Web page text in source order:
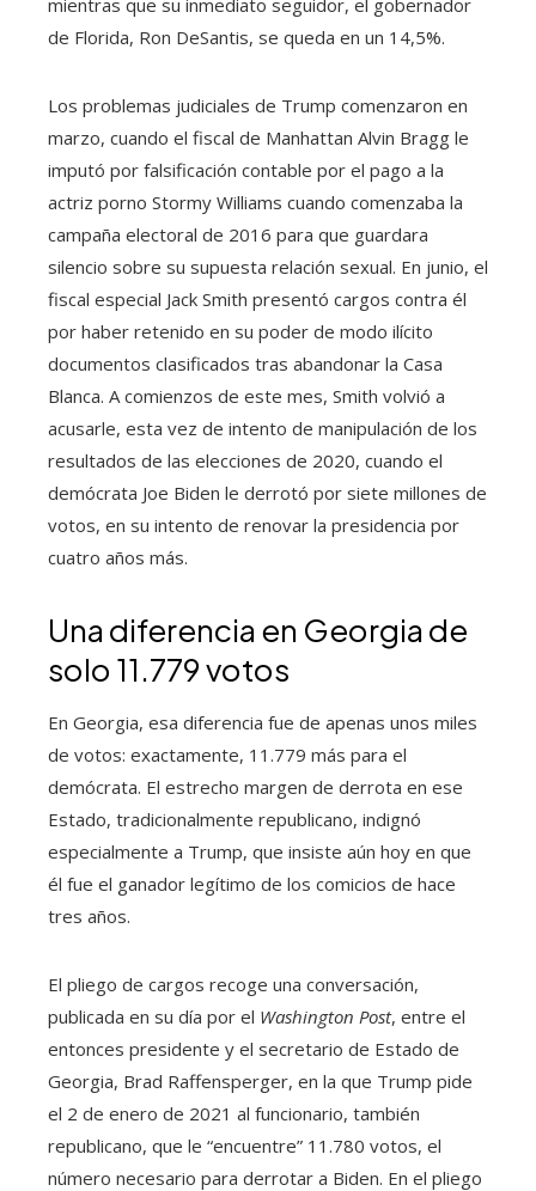
de Florida, Ron DeSantis, se queda en un 14,5%.
Los problemas judiciales de Trump comenzaron en
marzo, cuando el fiscal de Manhattan Alvin Bragg le
imputó por falsificación contable por el pago a la
actriz porno Stormy Williams cuando comenzaba la
campaña electoral de 2016 para que guardara
silencio sobre su supuesta relación sexual. En junio, el
fiscal especial Jack Smith presentó cargos contra él
por haber retenido en su poder de modo ilícito
documentos clasificados tras abandonar la Casa
Blanca. A comienzos de este mes, Smith volvió a
acusarle, esta vez de intento de manipulación de los
resultados de las elecciones de 2020, cuando el
demócrata Joe Biden le derrotó por siete millones de
votos, en su intento de renovar la presidencia por
cuatro años más.
Una diferencia en Georgia de
solo 11.779 votos
En Georgia, esa diferencia fue de apenas unos miles
de votos: exactamente, 11.779 más para el
demócrata. El estrecho margen de derrota en ese
Estado, tradicionalmente republicano, indignó
especialmente a Trump, que insiste aún hoy en que
él fue el ganador legítimo de los comicios de hace
tres años.
El pliego de cargos recoge una conversación,
publicada en su día por el Washington Post, entre el
entonces presidente y el secretario de Estado de
Georgia, Brad Raffensperger, en la que Trump pide
el 2 de enero de 2021 al funcionario, también
republicano, que le “encuentre” 11.780 votos, el
número necesario para derrotar a Biden. En el pliego